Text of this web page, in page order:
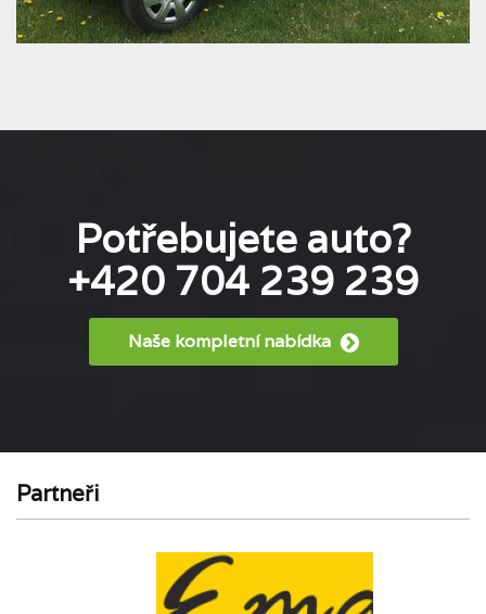
Potřebujete auto?
+420 704 239 239
Naše kompletní nabídka
Partneři